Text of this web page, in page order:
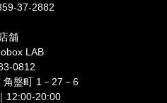
37-2882
店舗
LAB
0812
角盤町 1－27－6
12:00-20:00